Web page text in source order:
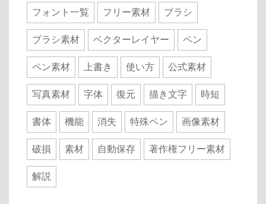
フォント一覧 フリー素材 ブラシ
ブラシ素材 ベクターレイヤー ペン
ペン素材 上書き 使い方 公式素材
写真素材 字体 復元 描き文字 時短
書体 機能 消失 特殊ペン 画像素材
破損 素材 自動保存 著作権フリー素材
解説